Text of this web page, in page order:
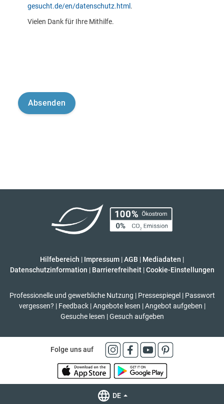
gesucht.de/en/datenschutz.html .
Vielen Dank für Ihre Mithilfe.
Hilfebereich | Impressum |AGB | Mediadaten |
Datenschutzinformation | Barrierefreiheit | Cookie-Einstellungen
Professionelle und gewerbliche Nutzung | Pressespiegel | Passwort
vergessen? | Feedback | Angebote lesen | Angebot aufgeben |
Gesuche lesen | Gesuch aufgeben
Folge uns auf
DE